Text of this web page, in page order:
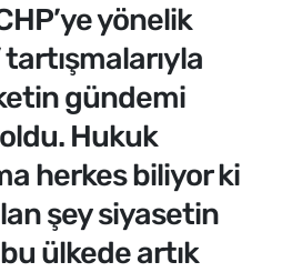
yönelik
gündemi
Hukuk
herkes biliyor ki
şey siyasetin
ülkede artık